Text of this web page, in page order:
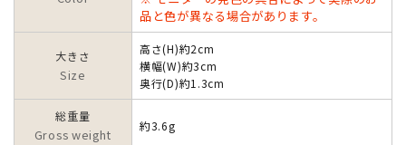
品と色が異なる場合があります。
大きさ
Size
高さ(H)約2cm
横幅(W)約3cm
奥行(D)約1.3cm
総重量
Gross weight
約3.6g